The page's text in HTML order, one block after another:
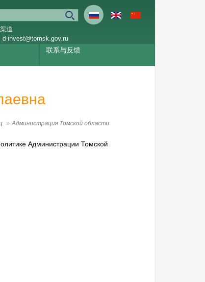
道
d-invest@tomsk.gov.ru
联系与反馈
Администрация Томской области
Администрации Томской